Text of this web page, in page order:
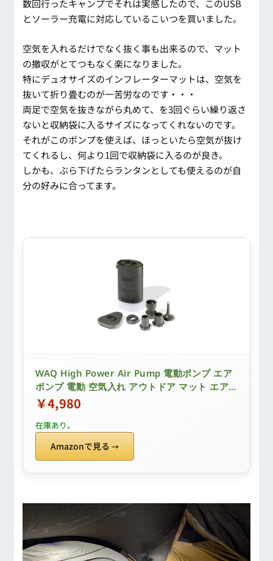
数回行ったキャンプでそれは実感したので、このUSB
とソーラー充電に対応しているこいつを買いました。
空気を入れるだけでなく抜く事も出来るので、マット
の撤収がとてつもなく楽になりました。
特にデュオサイズのインフレーターマットは、空気を
抜いて折り畳むのが一苦労なのです・・・
両足で空気を抜きながら丸めて、を3回ぐらい繰り返さ
ないと収納袋に入るサイズになってくれないのです。
それがこのポンプを使えば、ほっといたら空気が抜け
てくれるし、何より1回で収納袋に入るのが良き。
しかも、ぶら下げたらランタンとしても使えるのが自
分の好みに合ってます。
WAQ High Power Air Pump 電動ポンプ エア
ポンプ 電動 空気入れ アウトドア マット エア
マット 圧縮袋 浮き輪 空気抜き LEDランタン
USB 小型 大容量バッテリー 充電式 6種類のノ
ズル付き (OLIVE)
￥4,980
在庫あり。
Amazonで見る